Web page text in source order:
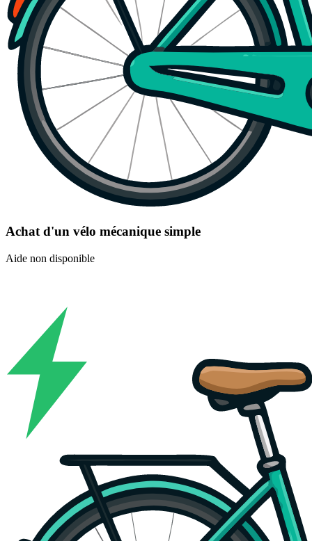
Achat d'un vélo mécanique simple
Aide non disponible